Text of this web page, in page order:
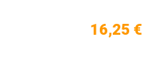
16,25 €